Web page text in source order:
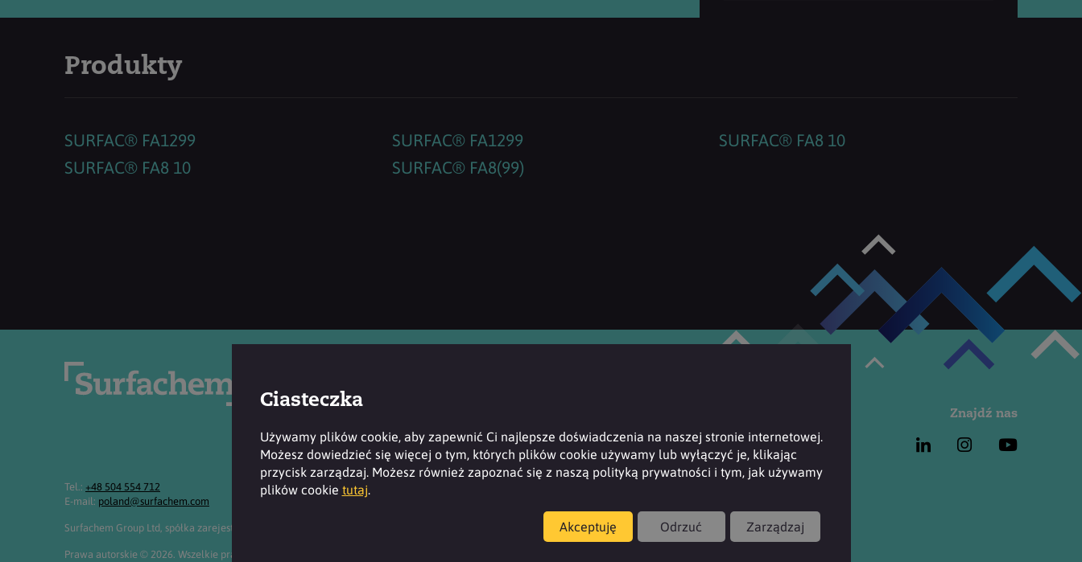
Produkty
SURFAC® FA1299 SURFAC® FA1299
SURFAC® FA8 10
SURFAC® FA8 10
SURFAC® FA8(99)
Znajdź nas
Tel.: +48 504 554 712
E-mail: poland@surfachem.com
Surfachem Group Ltd, spółka zarejestrowana pod adresem: 2nd Floor, 2 The Embankment, Sovereign Street, Leeds, West Yorkshire, LS1 4BA, Wielka Brytania.
Prawa autorskie © 2026. Wszelkie prawa zastrzeżone. Surfachem – 2M Group Company.
Ciasteczka
Używamy plików cookie, aby zapewnić Ci najlepsze doświadczenia na naszej stronie internetowej.
Możesz dowiedzieć się więcej o tym, których plików cookie używamy lub wyłączyć je, klikając
przycisk zarządzaj. Możesz również zapoznać się z naszą polityką prywatności i tym, jak używamy
plików cookie tutaj.
Akceptuję Odrzuć Zarządzaj